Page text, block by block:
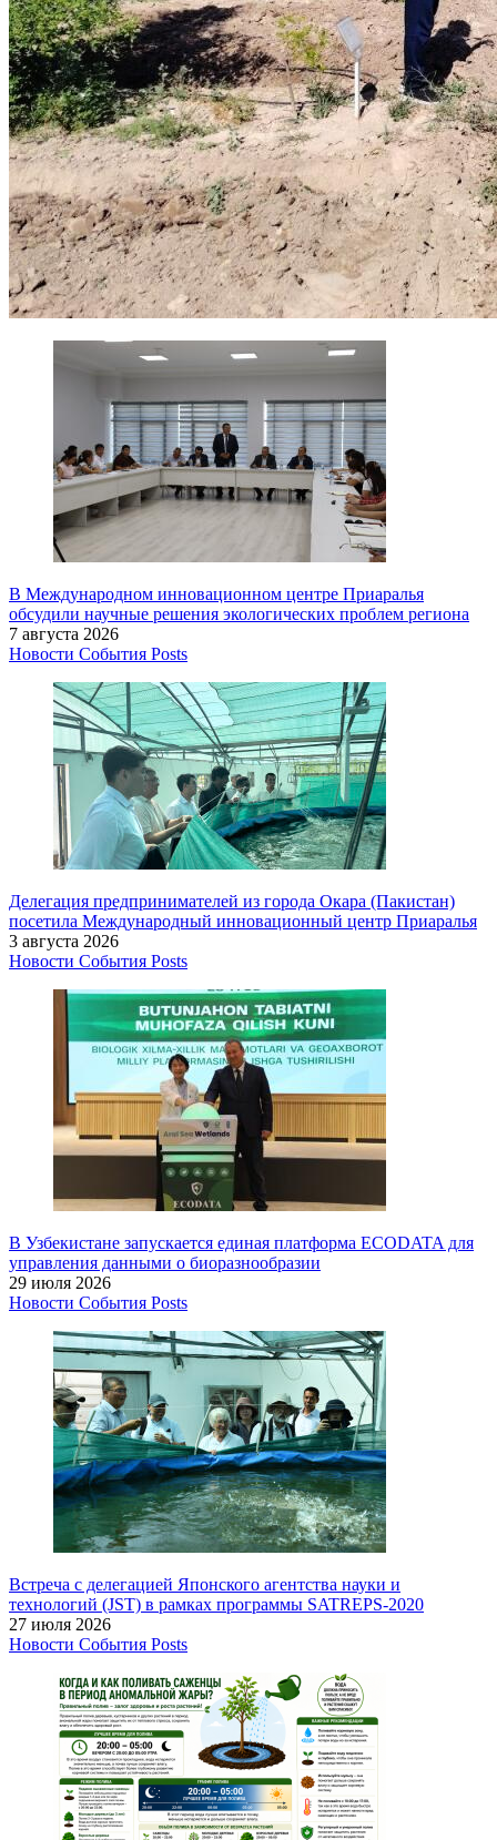
В Международном инновационном центре Приаралья
обсудили научные решения экологических проблем региона
7 августа 2026
Новости События Posts
Делегация предпринимателей из города Окара (Пакистан)
посетила Международный инновационный центр Приаралья
3 августа 2026
Новости События Posts
В Узбекистане запускается единая платформа ECODATA для
управления данными о биоразнообразии
29 июля 2026
Новости События Posts
Встреча с делегацией Японского агентства науки и
технологий (JST) в рамках программы SATREPS-2020
27 июля 2026
Новости События Posts